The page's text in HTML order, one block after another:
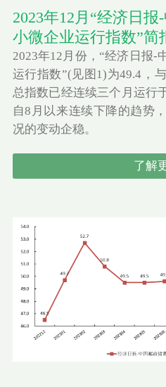
2023年12月“经济日
小微企业运行指数”简
2023年12月份，“经济日报-
运行指数”(见图1)为49.4，
总指数已经连续三个月运行
自8月以来连续下降的趋势
况的变动企稳。
了解